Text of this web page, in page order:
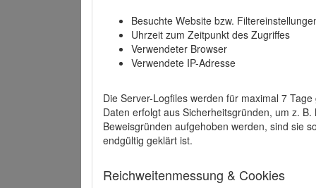
Besuchte Website bzw.
Uhrzeit zum Zeitpunkt des Zugriffes
Verwendeter Browser
Verwendete IP-Adresse
Die Server-Logfiles werden für maximal 7
Daten erfolgt aus Sicherheitsgründen, um z.
Beweisgründen aufgehoben werden, sind sie
endgültig geklärt ist.
Reichweitenmessung & Cookies